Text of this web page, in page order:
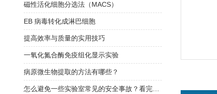
磁性活化细胞分选法（MACS）
EB 病毒转化成淋巴细胞
提高效率与质量的实用技巧
一氧化氮合酶免疫组化显示实验
病原微生物提取的方法有哪些？